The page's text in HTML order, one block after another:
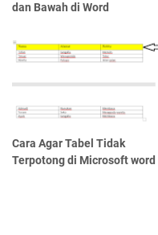
dan Bawah di Word
Cara Agar Tabel Tidak
Terpotong di Microsoft word